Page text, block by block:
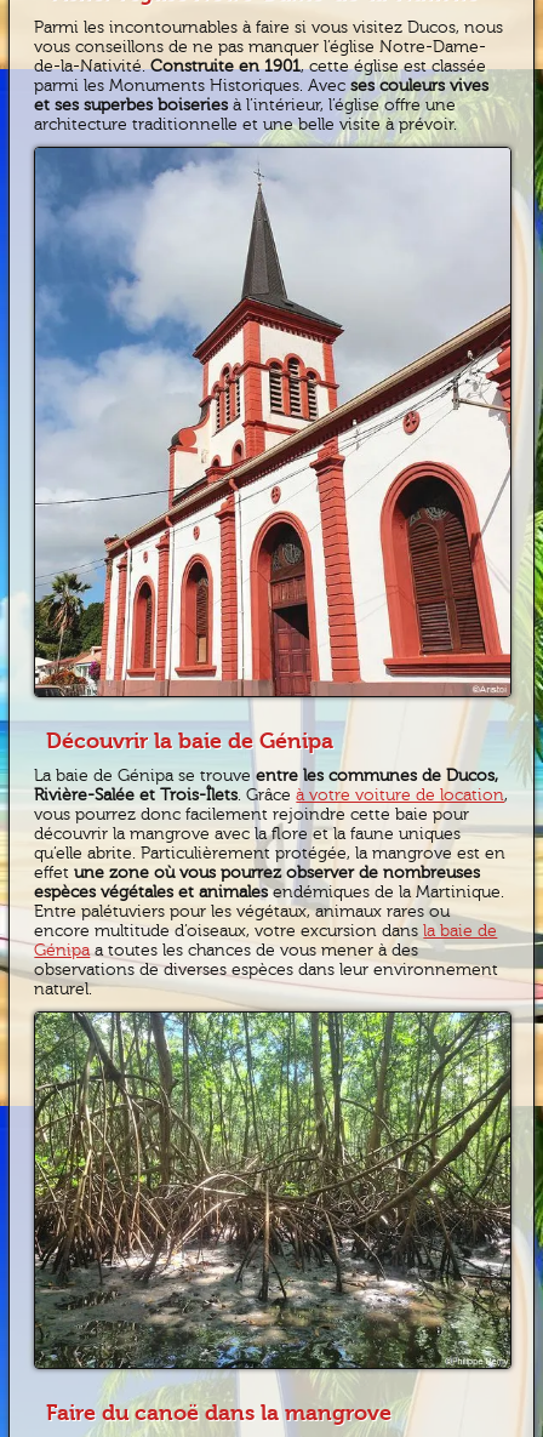
Parmi les incontournables à faire si vous visitez Ducos, nous
vous conseillons de ne pas manquer l’église Notre-Dame-
de-la-Nativité.Construite en 1901, cette église est classée
parmi les Monuments Historiques. Avecses couleurs vives
et ses superbes boiseries à l’intérieur, l’église offre une
architecture traditionnelle et une belle visite à prévoir.
Découvrir la baie de Génipa
La baie de Génipa se trouveentre les communes de Ducos,
Rivière-Salée et Trois-Îlets. Grâceà votre voiture de location,
vous pourrez donc facilement rejoindre cette baie pour
découvrir la mangrove avec la flore et la faune uniques
qu’elle abrite. Particulièrement protégée, la mangrove est en
effetune zone où vous pourrez observer de nombreuses
espèces végétales et animalesendémiques de la Martinique.
Entre palétuviers pour les végétaux, animaux rares ou
encore multitude d’oiseaux, votre excursion dansla baie de
Génipaa toutes les chances de vous mener à des
observations de diverses espèces dans leur environnement
naturel.
Faire du canoë dans la mangrove